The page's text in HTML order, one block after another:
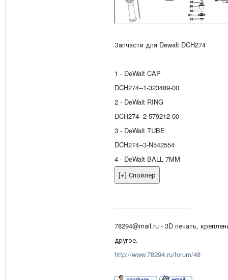
Запчасти для Dewalt DCH274
1 - DeWalt CAP
DCH274--1-323489-00
2 - DeWalt RING
DCH274--2-579212-00
3 - DeWalt TUBE
DCH274--3-N542554
4 - DeWalt BALL 7MM
78294@mail.ru - 3D печать,
другое.
http://www.78294.ru/forum/48